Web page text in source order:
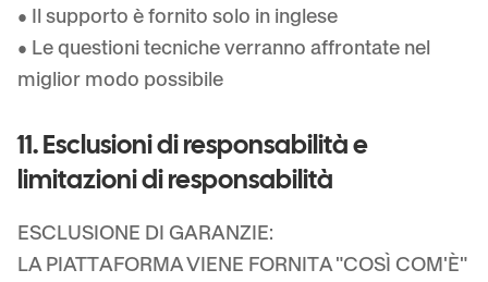
• Il supporto è fornito solo in inglese
• Le questioni tecniche verranno affrontate nel
miglior modo possibile
11. Esclusioni di responsabilità e
limitazioni di responsabilità
ESCLUSIONE DI GARANZIE:
LA PIATTAFORMA VIENE FORNITA "COSÌ COM'È"